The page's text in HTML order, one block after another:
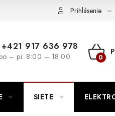
Napíšte námPrihlásenie
+421 917 636 978
po – pi: 8:00 – 18:00
SIETE